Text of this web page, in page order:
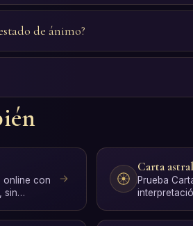
de ánimo?
online con
sin
Carta
Prueba